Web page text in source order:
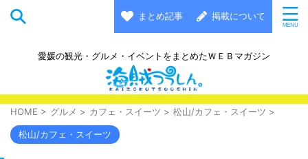
まとめ記事 掲載について
愛媛の観光・グルメ・イベントをまとめたＷＥＢマガジン
HOME > グルメ > カフェ・スイーツ > 松山/カフェ・スイーツ >
松山/カフェ・スイーツ